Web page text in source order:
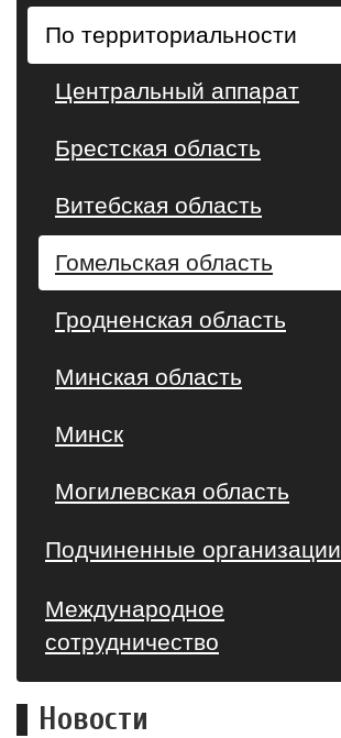
По территориальности
Центральный аппарат
Брестская область
Витебская область
Гомельская область
Гродненская область
Минская область
Минск
Могилевская область
Подчиненные организации
Международное
сотрудничество
Новости